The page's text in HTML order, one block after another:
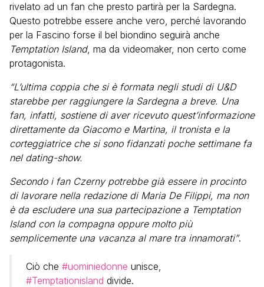
rivelato ad un fan che presto partirà per la Sardegna.
Questo potrebbe essere anche vero, perché lavorando
per la Fascino forse il bel biondino seguirà anche
Temptation Island, ma da videomaker, non certo come
protagonista.
“L’ultima coppia che si è formata negli studi di U&D
starebbe per raggiungere la Sardegna a breve. Una
fan, infatti, sostiene di aver ricevuto quest’informazione
direttamente da Giacomo e Martina, il tronista e la
corteggiatrice che si sono fidanzati poche settimane fa
nel dating-show.
Secondo i fan Czerny potrebbe già essere in procinto
di lavorare nella redazione di Maria De Filippi, ma non
è da escludere una sua partecipazione a Temptation
Island con la compagna oppure molto più
semplicemente una vacanza al mare tra innamorati”.
Ciò che #uominiedonne unisce,
#Temptationisland divide.